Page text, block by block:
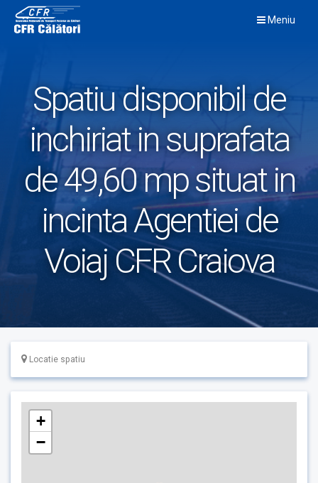
content
Meniu
Spatiu disponibil de
inchiriat in suprafata
de 49,60 mp situat in
incinta Agentiei de
Voiaj CFR Craiova
Locatie spatiu
+
−